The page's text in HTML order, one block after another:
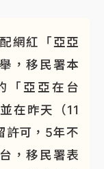
網紅「亞亞
，移民署本
「亞亞在台
在昨天（11
許可，5年不
，移民署表